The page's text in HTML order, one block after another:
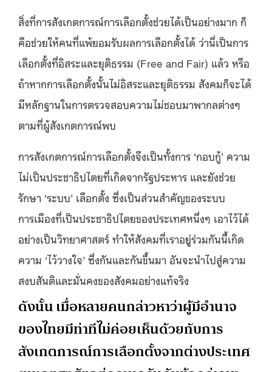
สิ่งที่การสังเกตการณ์การเลือกตั้งช่วยได้เป็นอย่างมาก ก็
คือช่วยให้คนที่แพ้ยอมรับผลการเลือกตั้งได้ ว่านี่เป็นการ
เลือกตั้งที่อิสระและยุติธรรม (Free and Fair) แล้ว หรือ
ถ้าหากการเลือกตั้งนั้นไม่อิสระและยุติธรรม สังคมก็จะได้
มีหลักฐานในการตรวจสอบความไม่ชอบมาพากลต่างๆ
ตามที่ผู้สังเกตการณ์พบ
การสังเกตการณ์การเลือกตั้งจึงเป็นทั้งการ ‘กอบกู้’ ความ
ไม่เป็นประชาธิปไตยที่เกิดจากรัฐประหาร และยังช่วย
รักษา ‘ระบบ’ เลือกตั้ง ซึ่งเป็นส่วนสำคัญของระบบ
การเมืองที่เป็นประชาธิปไตยของประเทศหนึ่งๆ เอาไว้ได้
อย่างเป็นวิทยาศาสตร์ ทำให้สังคมที่เราอยู่ร่วมกันนี้เกิด
ความ ‘ไว้วางใจ’ ซึ่งกันและกันขึ้นมา อันจะนำไปสู่ความ
สงบสันติและมั่นคงของสังคมอย่างแท้จริง
ดังนั้น เมื่อหลายคนกล่าวหาว่าผู้มีอำนาจ
ของไทยมีท่าทีไม่ค่อยเห็นด้วยกับการ
สังเกตการณ์การเลือกตั้งจากต่างประเทศ